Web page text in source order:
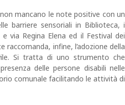
mancano le note positive con un
barriere sensoriali in Biblioteca, i
via Regina Elena ed il Festival dei
infine, l’adozione della
Si tratta di uno strumento che
delle persone disabili nelle
comunale facilitando le attività di